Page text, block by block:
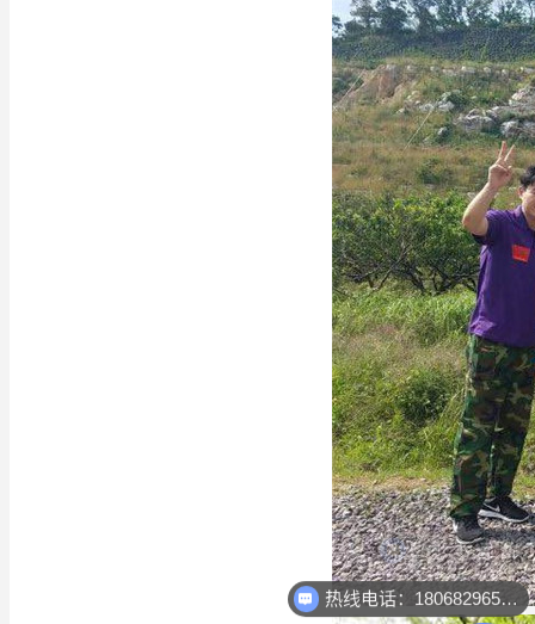
热线电话：18068296512